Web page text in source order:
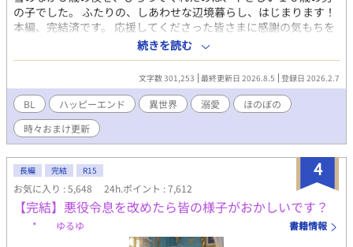
の子でした。 ふたりの、しあわせな辺境暮らし、はじまります！
本編、完結済です。 応援してくださった皆さまに感謝の気もちを
こめて、ぽて と むーちゃん感謝祭で、おまけのお話を更新し
ています。 ふたりの動画をつくりました！ プロフのwebサイトか
ら飛べるので、もしよかったら、お話と一緒に楽しんでくださっ
たら、とてもうれしいです！ 表紙や動画にはAIを使っています
が、小説にはAIを使っておりません 皆さまの応援のおかげで『も
ふもふ獣人に転生したら、最愛の推しに溺愛されています』書籍
化、心から、ありがとうございます！
続きを読む
文字数 301,253 最終更新日 2026.8.5 登録日 2026.2.7
BL ハッピーエンド 異世界 溺愛
ほのぼの
時々おまけ更新
4
長編 完結 R15
お気に入り : 5,648 24h.ポイント : 7,612
【完結】悪役令息を改めたら皆の様子がおかしいです？
* ゆるゆ 書籍情報